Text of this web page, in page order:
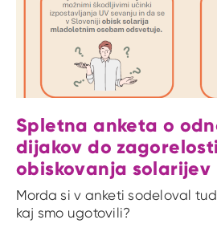
Spletna anketa o
dijakov do
obiskovanja solarijev
Morda si v anketi sodeloval
kaj smo ugotovili?